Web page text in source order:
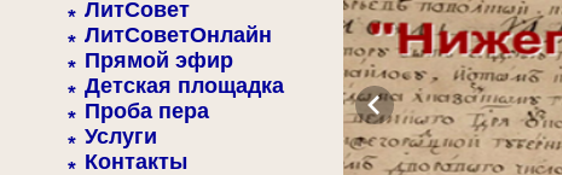
ЛитСовет
ЛитСоветОнлайн
Прямой эфир
Детская площадка
Проба пера
Услуги
Контакты